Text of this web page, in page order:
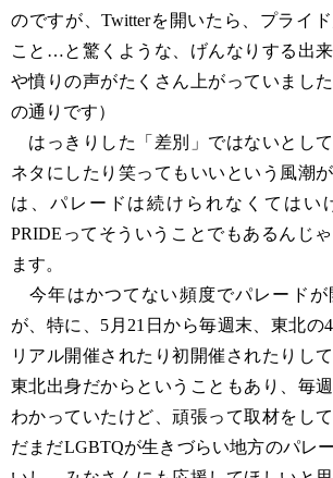
のですが、Twitterを開いたら、プライ
こと…と驚くような、げんなりする出
や憤りの声がたくさん上がっていまし
の通りです）
はっきりした「差別」ではないとし
ネタにしたり笑ってもいいという風潮
は、パレードは続けられなくてはい
PRIDEってそういうことでもあるんじ
ます。
今年はかつてない頻度でパレードが
が、特に、5月21日から毎週末、東北の
リアル開催されたり初開催されたりし
東北出身だからということもあり、毎
わかっていたけど、頑張って取材をし
だまだLGBTQが生きづらい地方のパレ